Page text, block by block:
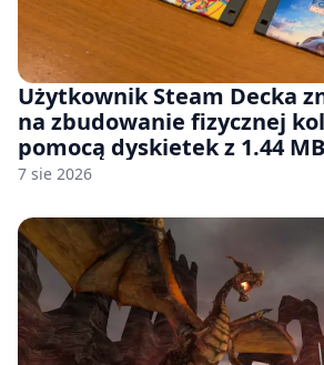
Użytkownik Steam Decka
na zbudowanie fizycznej
pomocą dyskietek z 1.44
7 sie 2026